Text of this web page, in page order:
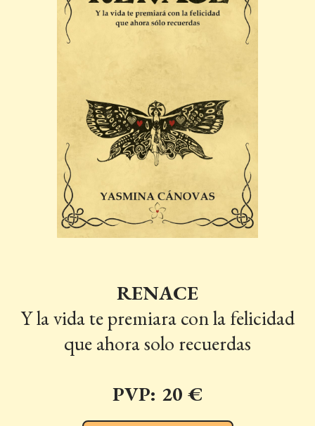
RENACE
Y la vida te premiara con la felicidad
que ahora solo recuerdas
PVP: 20 €